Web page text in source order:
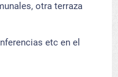
otra terraza
etc en el